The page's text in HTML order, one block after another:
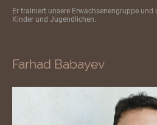
Er trainiert unsere Erwachsenengruppe
Kinder und Jugendlichen.
Farhad Babayev